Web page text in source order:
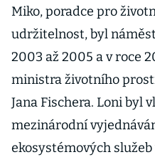
Miko, poradce pro
udržitelnost, byl
2003 až 2005 a v roce
ministra životního
Jana Fischera. Loni byl
mezinárodní
ekosystémových služeb